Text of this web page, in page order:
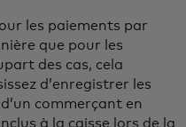
les paiements par
que pour les
des cas, cela
d’enregistrer les
commerçant en
à la caisse lors de la